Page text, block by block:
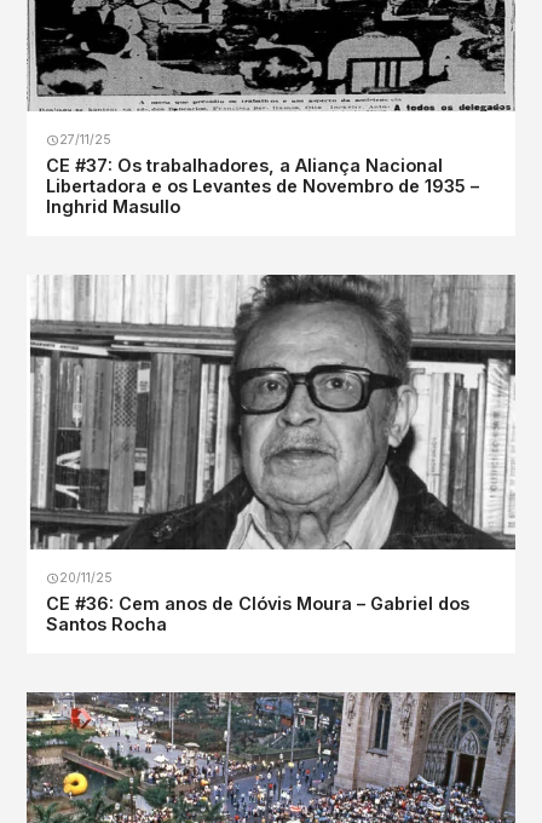
27/11/25
CE #37: Os trabalhadores, a Aliança Nacional
Libertadora e os Levantes de Novembro de 1935 –
Inghrid Masullo
20/11/25
CE #36: Cem anos de Clóvis Moura – Gabriel dos
Santos Rocha